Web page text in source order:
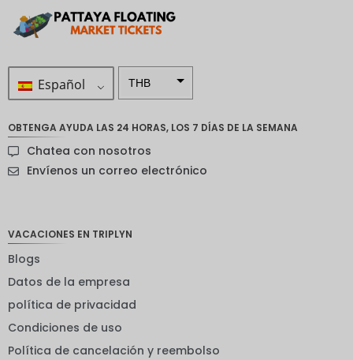
Español THB
sueca
Corona
EUR
OBTENGA AYUDA LAS 24 HORAS, LOS 7 DÍAS DE LA SEMANA
Chatea con nosotros
Envíenos un correo electrónico
VACACIONES EN TRIPLYN
Blogs
Datos de la empresa
política de privacidad
Condiciones de uso
Política de cancelación y reembolso